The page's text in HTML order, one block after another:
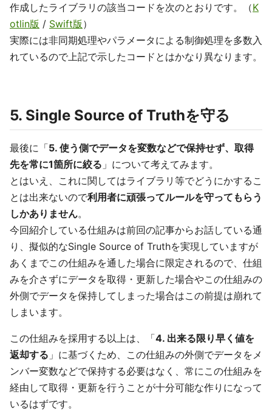
作成したライブラリの該当コードを次のとおりです。（K
otlin版 / Swift版 ）
実際には非同期処理やパラメータによる制御処理を多数入
れているので上記で示したコードとはかなり異なります。
5. Single Source of Truthを守る
最後に「5. 使う側でデータを変数などで保持せず、取得
先を常に1箇所に絞る 」について考えてみます。
とはいえ、これに関してはライブラリ等でどうにかするこ
とは出来ないので利用者に頑張ってルールを守ってもらう
しかありません。
今回紹介している仕組みは前回の記事からお話している通
り、擬似的なSingle Source of Truthを実現していますが
あくまでこの仕組みを通した場合に限定されるので、仕組
みを介さずにデータを取得・更新した場合やこの仕組みの
外側でデータを保持してしまった場合はこの前提は崩れて
しまいます。
この仕組みを採用する以上は、「4. 出来る限り早く値を
返却する 」に基づくため、この仕組みの外側でデータをメ
ンバー変数などで保持する必要はなく、常にこの仕組みを
経由して取得・更新を行うことが十分可能な作りになって
いるはずです。